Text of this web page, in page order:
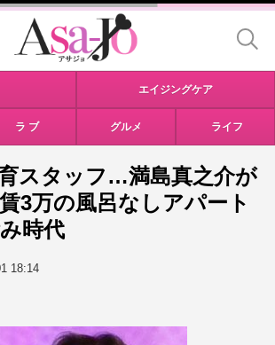
エイジングケア
ラ ブ グルメ ライフ
スタッフ…満島真之介が
3万の風呂なしアパート
時代
18:14